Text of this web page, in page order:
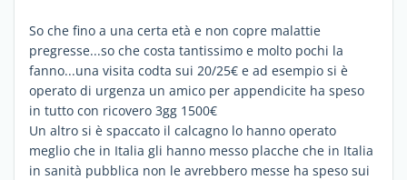
So che fino a una certa età e non copre malattie
pregresse...so che costa tantissimo e molto pochi la
fanno...una visita codta sui 20/25€ e ad esempio si è
operato di urgenza un amico per appendicite ha speso
in tutto con ricovero 3gg 1500€
Un altro si è spaccato il calcagno lo hanno operato
meglio che in Italia gli hanno messo placche che in Italia
in sanità pubblica non le avrebbero messe ha speso sui